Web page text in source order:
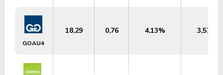
GOAU4
18,29 0,76 4,13% 3,57%